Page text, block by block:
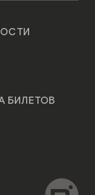
БИЛЕТОВ